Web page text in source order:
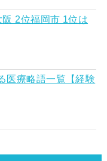
2位福岡市 1位は
医療略語一覧【経験